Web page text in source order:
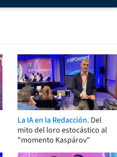
La IA en la Redacción. Del
mito del loro estocástico al
"momento Kaspárov"